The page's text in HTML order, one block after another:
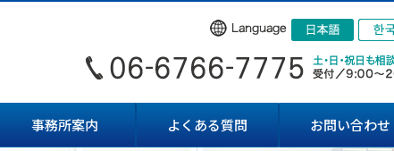
事務所案内 よくある質問 お問い合わせ